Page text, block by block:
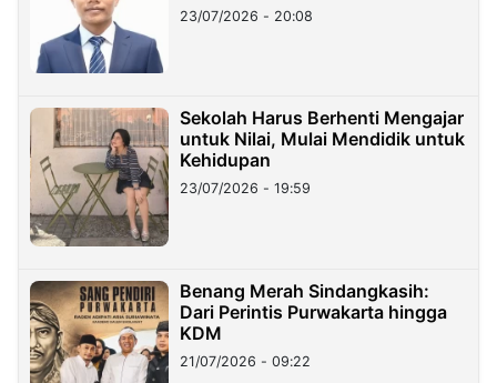
23/07/2026 - 20:08
Sekolah Harus Berhenti Mengajar
untuk Nilai, Mulai Mendidik untuk
Kehidupan
23/07/2026 - 19:59
Benang Merah Sindangkasih:
Dari Perintis Purwakarta hingga
KDM
21/07/2026 - 09:22